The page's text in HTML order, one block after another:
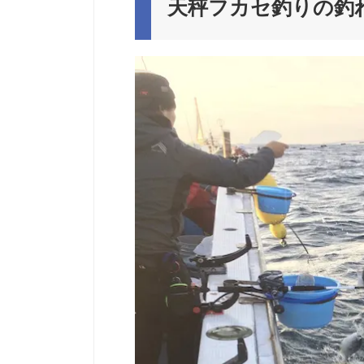
天秤フカセ釣りの釣